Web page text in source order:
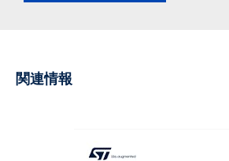
関連情報